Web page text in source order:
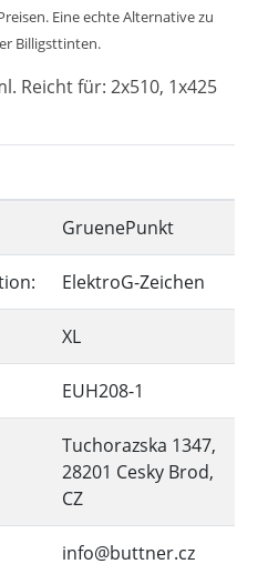
Eine echte Alternative zu
Billigsttinten.
Reicht für: 2x510, 1x425
GruenePunkt
ElektroG-Zeichen
XL
EUH208-1
Tuchorazska 1347,
28201 Cesky Brod,
CZ
info@buttner.cz